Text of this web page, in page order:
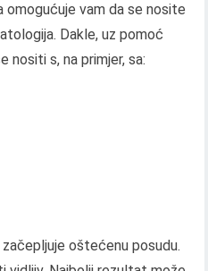
omogućuje vam da se nosite
Dakle, uz pomoć
nositi s, na primjer, sa:
oštećenu posudu.